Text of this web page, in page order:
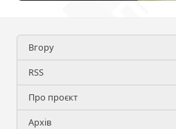
Вгору
RSS
Про проєкт
Архів